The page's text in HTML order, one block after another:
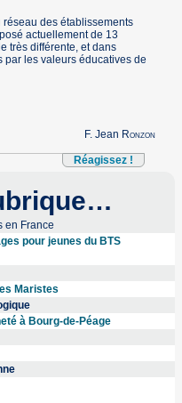
réseau des établissements
actuellement de 13
très différente, et dans
par les valeurs éducatives de
F. Jean Ronzon
Réagissez !
en France
pour jeunes du BTS
Maristes
à Bourg-de-Péage